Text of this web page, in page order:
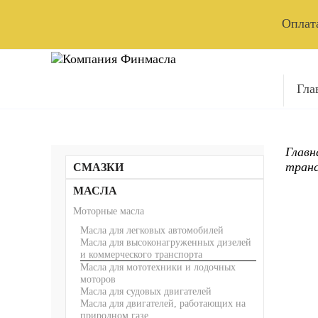
СМАЗКИ
Литиевые смазки с EP присадками
присадками
присадками
Многоцелевые смазки по ГОСТу и ТУ
Низкотемпературные смазки
Смазки для открытых зубчатых передач
Консервационные и канатные смазки
Индустриальные смазки
Железнодорожные смазки
МАСЛА
Моторные масла
Масла для легковых автомобилей
Масла для высоконагруженных дизелей
и коммерческого транспорта
Масла для мототехники и лодочных
моторов
Масла для судовых двигателей
Масла для двигателей, работающих на
природном газе